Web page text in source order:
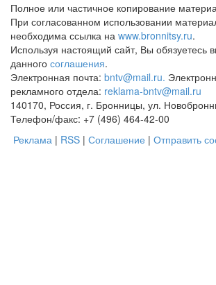
Полное или частичное копирование
При согласованном использовании
необходима ссылка на www.bronnitsy.ru.
Используя настоящий сайт, Вы обязуетесь
данного соглашения.
Электронная почта: bntv@mail.ru.
рекламного отдела: reklama-bntv@mail.ru
140170, Россия, г. Бронницы, ул.
Телефон/факс: +7 (496) 464-42-00
Реклама | RSS | Соглашение | Отправить